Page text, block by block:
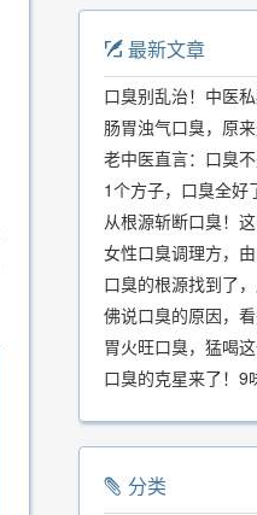
最新文章
肠胃浊气口臭，原
佛说口臭的原因，看
分类